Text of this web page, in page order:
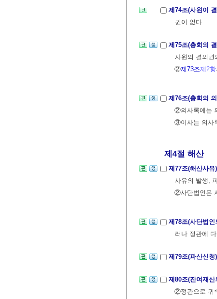
제74조(사원이
권이 없다.
제75조(총회의
사원의 결의권
②제73조제2항
제76조(총회의
②의사록에는
③이사는 의사
제4절 해산
제77조(해산사
사유의 발생,
②사단법인은
제78조(사단법
러나 정관에
제79조(파산신
제80조(잔여재
②정관으로 귀